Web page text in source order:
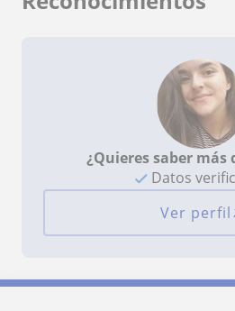
¿Quieres saber más
Datos
Ver perfil